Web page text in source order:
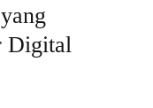
Digital